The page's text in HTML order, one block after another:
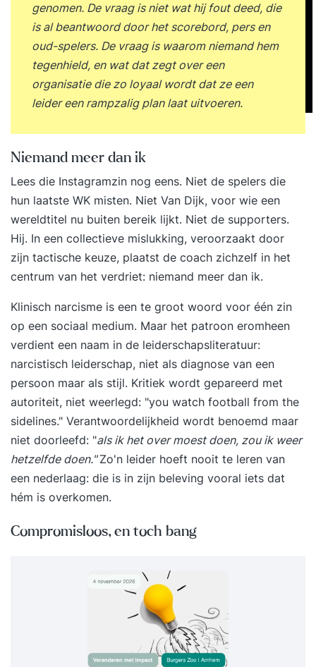
genomen. De vraag is niet wat hij fout deed, die
is al beantwoord door het scorebord, pers en
oud-spelers. De vraag is waarom niemand hem
tegenhield, en wat dat zegt over een
organisatie die zo loyaal wordt dat ze een
leider een rampzalig plan laat uitvoeren.
Niemand meer dan ik
Lees die Instagramzin nog eens. Niet de spelers die
hun laatste WK misten. Niet Van Dijk, voor wie een
wereldtitel nu buiten bereik lijkt. Niet de supporters.
Hij. In een collectieve mislukking, veroorzaakt door
zijn tactische keuze, plaatst de coach zichzelf in het
centrum van het verdriet: niemand meer dan ik.
Klinisch narcisme is een te groot woord voor één zin
op een sociaal medium. Maar het patroon eromheen
verdient een naam in de leiderschapsliteratuur:
narcistisch leiderschap, niet als diagnose van een
persoon maar als stijl. Kritiek wordt gepareerd met
autoriteit, niet weerlegd: "you watch football from the
sidelines." Verantwoordelijkheid wordt benoemd maar
niet doorleefd: "als ik het over moest doen, zou ik weer
hetzelfde doen."Zo'n leider hoeft nooit te leren van
een nederlaag: die is in zijn beleving vooral iets dat
hém is overkomen.
Compromisloos, en toch bang